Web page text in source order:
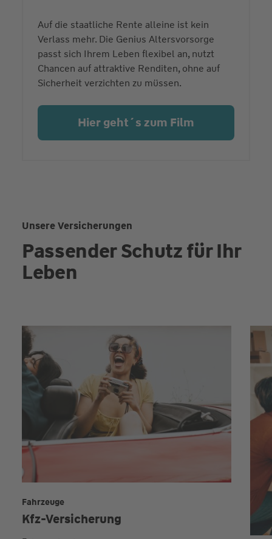
Auf die staatliche Rente alleine ist kein
Verlass mehr. Die Genius Altersvorsorge
passt sich Ihrem Leben flexibel an, nutzt
Chancen auf attraktive Renditen, ohne auf
Sicherheit verzichten zu müssen.
Hier geht´s zum Film
Unsere Versicherungen
Passender Schutz für Ihr
Leben
Kfz-Versicherung
Fahrzeuge